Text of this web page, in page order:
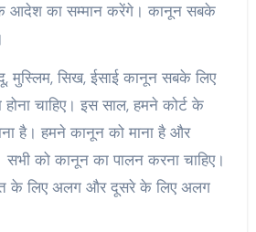
आदेश का सम्मान करेंगे। कानून सबके
मुस्लिम, सिख, ईसाई कानून सबके लिए
चाहिए। इस साल, हमने कोर्ट के
है। हमने कानून को माना है और
को कानून का पालन करना चाहिए।
के लिए अलग और दूसरे के लिए अलग